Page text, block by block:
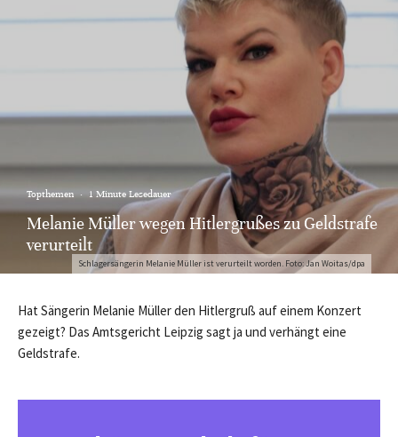
Schlagersängerin Melanie Müller ist verurteilt worden. Foto: Jan Woitas/dpa
Topthemen · 1 Minute Lesedauer
Melanie Müller wegen Hitlergrußes zu Geldstrafe
verurteilt
Hat Sängerin Melanie Müller den Hitlergruß auf einem Konzert
gezeigt? Das Amtsgericht Leipzig sagt ja und verhängt eine
Geldstrafe.